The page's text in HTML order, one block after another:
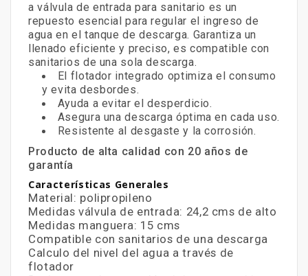
a válvula de entrada para sanitario es un
repuesto esencial para regular el ingreso de
agua en el tanque de descarga. Garantiza un
llenado eficiente y preciso, es compatible con
sanitarios de una sola descarga.
El flotador integrado optimiza el consumo
y evita desbordes.
Ayuda a evitar el desperdicio.
Asegura una descarga óptima en cada uso.
Resistente al desgaste y la corrosión.
Producto de alta calidad con 20 años de
garantía
Características Generales
Material: polipropileno
Medidas válvula de entrada: 24,2 cms de alto
Medidas manguera: 15 cms
Compatible con sanitarios de una descarga
Calculo del nivel del agua a través de
flotador